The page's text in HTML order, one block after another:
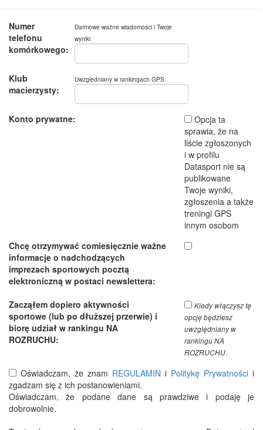
Numer
telefonu
komórkowego:
Darmowe ważne wiadomości i Twoje
wyniki
Klub
macierzysty:
Uwzgledniany w rankingach GPS
Konto prywatne:
Opcja ta
sprawia, że na
liście zgłoszonych
i w profilu
Datasport nie są
publikowane
Twoje wyniki,
zgłoszenia a także
treningi GPS
innym osobom
Chcę otrzymywać comiesięcznie ważne
informacje o nadchodzących
imprezach sportowych pocztą
elektroniczną w postaci newslettera:
Zacząłem dopiero aktywności
sportowe (lub po dłuższej przerwie) i
biorę udział w rankingu NA
ROZRUCHU:
Kiedy włączysz tę
opcję będziesz
uwzględniany w
rankingu NA
ROZRUCHU.
Oświadczam, że znam REGULAMIN i Politykę Prywatności i
zgadzam się z ich postanowieniami.
Oświadczam, że podane dane są prawdziwe i podaję je
dobrowolnie.